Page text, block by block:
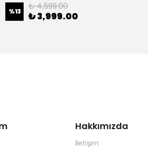
%13 ₺ 4,599.00
₺ 3,999.00
Hakkımızda
İletişim